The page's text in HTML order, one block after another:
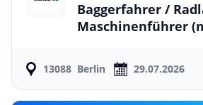
Baggerfahrer /
Maschinenführer
13088 Berlin 29.07.2026